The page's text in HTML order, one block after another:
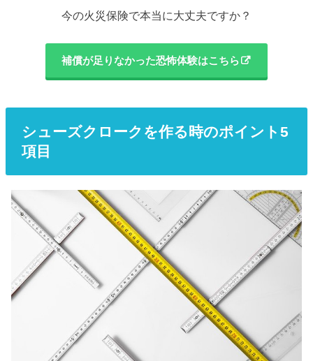
今の火災保険で本当に大丈夫ですか？
補償が足りなかった恐怖体験はこちら
シューズクロークを作る時のポイント5
項目